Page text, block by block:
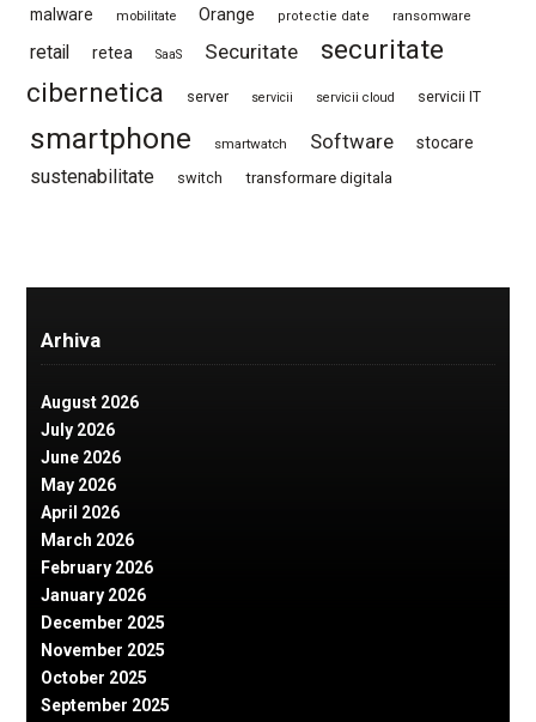
malware mobilitate Orange protectie date ransomware
retail retea SaaS Securitate
securitate
cibernetica
server servicii servicii cloud servicii IT
smartphone smartwatch Software stocare
sustenabilitate switch transformare digitala
Arhiva
August 2026
July 2026
June 2026
May 2026
April 2026
March 2026
February 2026
January 2026
December 2025
November 2025
October 2025
September 2025